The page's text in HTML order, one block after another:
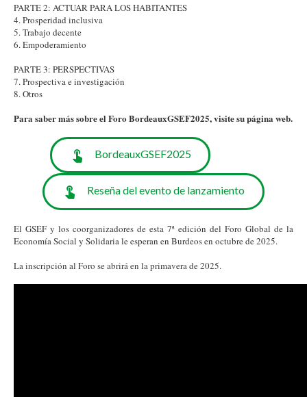
PARTE 2: ACTUAR PARA LOS HABITANTES
4. Prosperidad inclusiva
5. Trabajo decente
6. Empoderamiento
PARTE 3: PERSPECTIVAS
7. Prospectiva e investigación
8. Otros
Para saber más sobre el Foro BordeauxGSEF2025, visite su página web.
BordeauxGSEF2025
Reseña del evento de lanzamiento
El GSEF y los coorganizadores de esta 7ª edición del Foro Global de la
Economía Social y Solidaria le esperan en Burdeos en octubre de 2025.
La inscripción al Foro se abrirá en la primavera de 2025.